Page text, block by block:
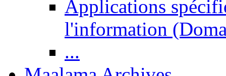
Applications
l'information
...